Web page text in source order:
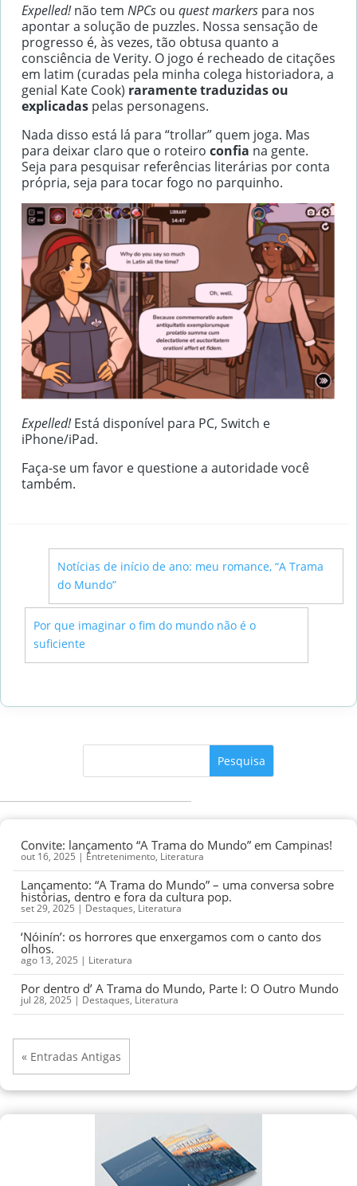
Expelled!não tem NPCs ou quest markers para nos
apontar a solução de puzzles. Nossa sensação de
progresso é, às vezes, tão obtusa quanto a
consciência de Verity. O jogo é recheado de citações
em latim (curadas pela minha colega historiadora, a
genial Kate Cook) raramentetraduzidas ou
explicadas pelas personagens.
Nada disso está lá para “trollar” quem joga. Mas
para deixar claro que o roteiro confia na gente.
Seja para pesquisar referências literárias por conta
própria, seja para tocar fogo no parquinho.
Expelled!Está disponível para PC, Switch e
iPhone/iPad.
Faça-se um favor e questione a autoridade você
também.
Notícias de início de ano: meu romance, “A Trama
do Mundo”
Por que imaginar o fim do mundo não é o
suficiente
Convite: lançamento “A Trama do Mundo” em Campinas!
out 16, 2025 | Entretenimento, Literatura
Lançamento: “A Trama do Mundo” – uma conversa sobre
histórias, dentro e fora da cultura pop.
set 29, 2025 | Destaques, Literatura
‘Nóinín’: os horrores que enxergamos com o canto dos
olhos.
ago 13, 2025 | Literatura
Por dentro d’ A Trama do Mundo, Parte I: O Outro Mundo
jul 28, 2025 | Destaques, Literatura
« Entradas Antigas